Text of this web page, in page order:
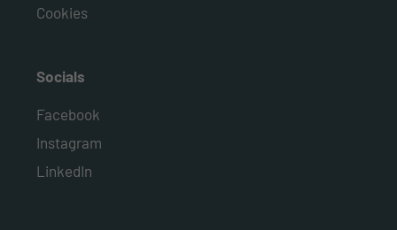
Cookies
Socials
Facebook
Instagram
LinkedIn